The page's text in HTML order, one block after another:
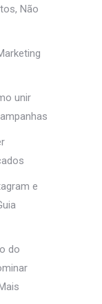
Não
unir
e
do